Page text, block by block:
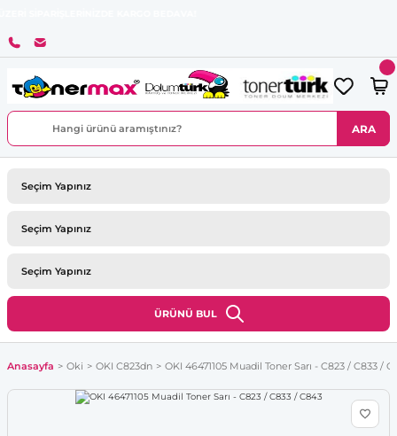
ARA
ÜRÜNÜ BUL
Anasayfa Oki OKI C823dn OKI 46471105 Muadil Toner Sarı - C823 / C833 /